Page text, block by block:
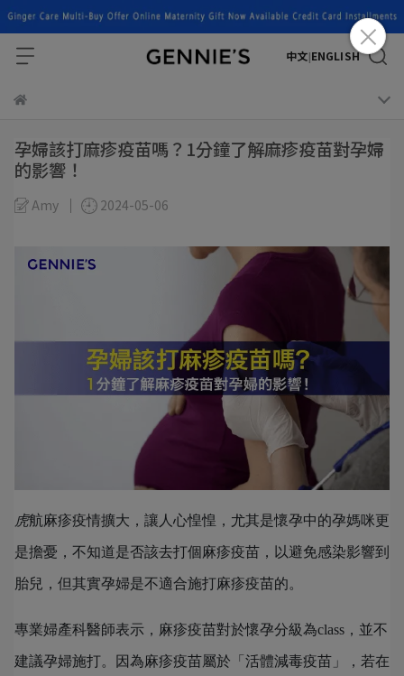
中文|ENGLISH
孕婦該打麻疹疫苗嗎？1分鐘了解麻疹疫苗對孕婦
的影響！
Amy 2024-05-06
虎航麻疹疫情擴大，讓人心惶惶，尤其是懷孕中的孕媽咪更
是擔憂，不知道是否該去打個麻疹疫苗，以避免感染影響到
胎兒，但其實孕婦是不適合施打麻疹疫苗的。
專業婦產科醫師表示，麻疹疫苗對於懷孕分級為class，並不
建議孕婦施打。因為麻疹疫苗屬於「活體減毒疫苗」，若在